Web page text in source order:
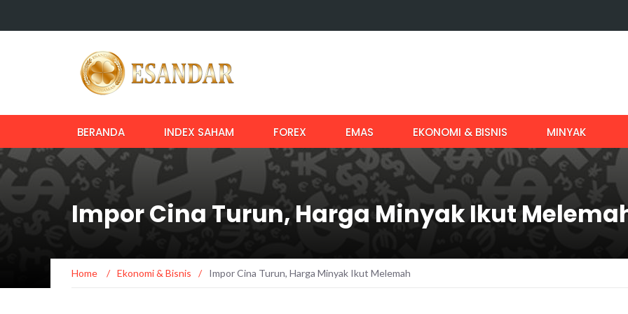
BERANDA INDEX SAHAM FOREX EMAS EKONOMI & BISNIS MINYAK
Impor Cina Turun, Harga Minyak Ikut
Home / Ekonomi & Bisnis / Impor Cina Turun, Harga Minyak Ikut Melemah